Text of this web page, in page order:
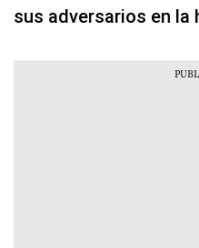
sus adversarios en la